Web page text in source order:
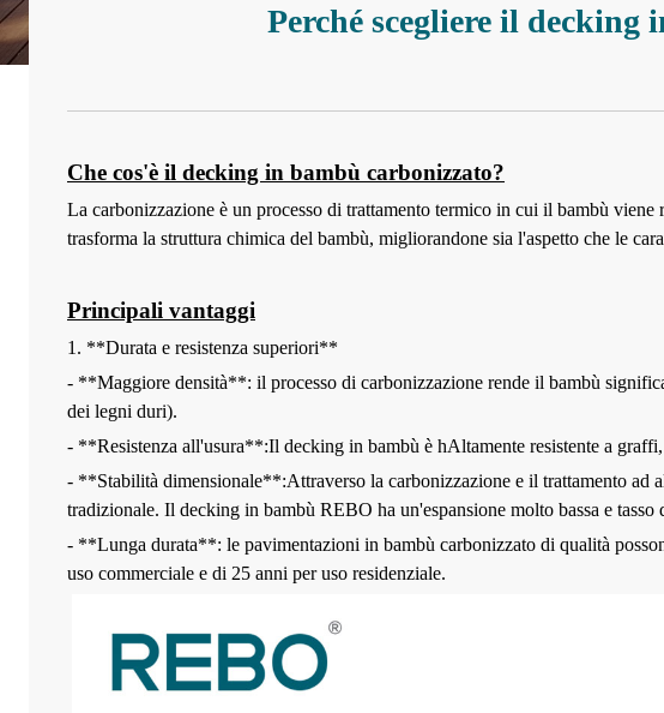
Perché scegliere il decking
Che cos'è il decking in bambù carbonizzato?
La carbonizzazione è un processo di trattamento termico in cui il bambù
trasforma la struttura chimica del bambù, migliorandone sia l'aspetto che le
Principali vantaggi
1. **Durata e resistenza superiori**
- **Maggiore densità**: il processo di carbonizzazione rende il bambù
dei legni duri).
- **Resistenza all'usura**:Il decking in bambù è hAltamente resistente a
- **Stabilità dimensionale**:Attraverso la carbonizzazione e il trattamento ad
tradizionale. Il decking in bambù REBO ha un'espansione molto bassa e tasso
- **Lunga durata**: le pavimentazioni in bambù carbonizzato di qualità
uso commerciale e di 25 anni per uso residenziale.